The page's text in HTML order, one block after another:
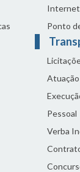
Ponto
Pessoal
Verba